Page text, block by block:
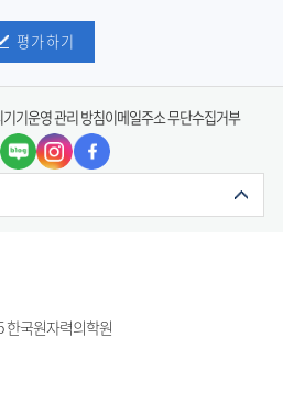
평가하기
기운영 관리 방침이메일주소 무단수집거부
한국원자력의학원